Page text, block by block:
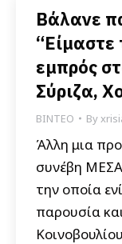
Βάλανε
“Είμαστε
εμπρός
Σύριζα,
ΒΙΝΤΕΟ By
Άλλη μια
συνέβη ΜΕΣΑ
την οποία
παρουσία